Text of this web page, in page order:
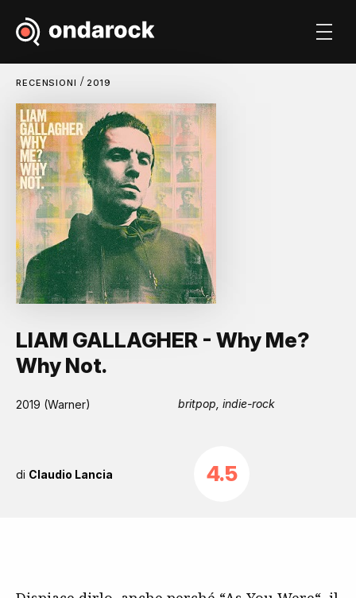
RECENSIONI / 2019
LIAM GALLAGHER - Why Me?
Why Not.
2019 (Warner) britpop, indie-rock
di Claudio Lancia 4.5